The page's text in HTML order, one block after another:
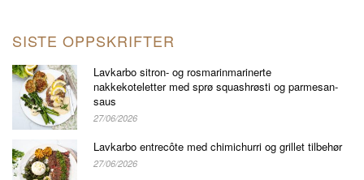
SISTE OPPSKRIFTER
Lavkarbo sitron- og rosmarinmarinerte
nakkekoteletter med sprø squashrøsti og parmesan-
saus
27/06/2026
Lavkarbo entrecôte med chimichurri og grillet tilbehør
27/06/2026